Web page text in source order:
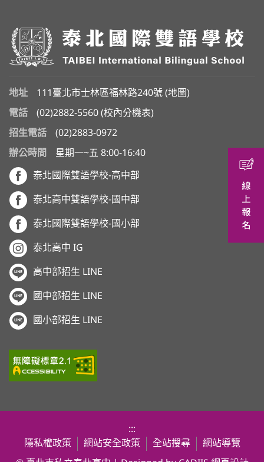
地址 111臺北市士林區福林路240號 (地圖 )
電話
(02)2882-5560 (校內分機表)
招生電話
(02)2883-0972
辦公時間
星期一~五 8:00-16:40
泰北國際雙語學校-高中部
泰北高中雙語學校-國中部
泰北國際雙語學校-國小部
泰北高中 IG
高中部招生 LINE
國中部招生 LINE
國小部招生 LINE
:::
隱私權政策
網站安全政策 全站搜尋
網站導覽